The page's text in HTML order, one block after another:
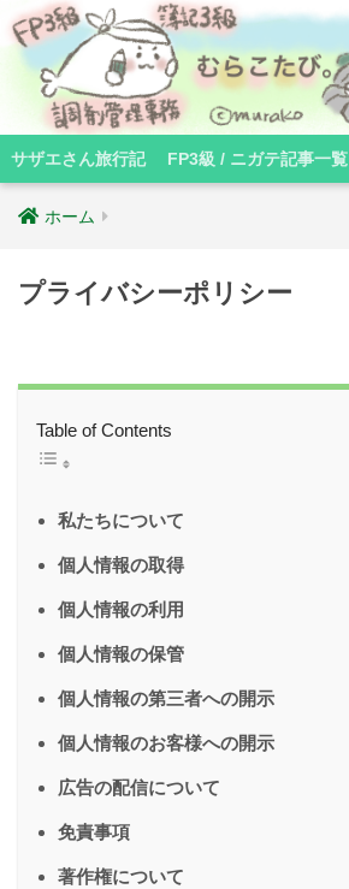
サザエさん旅行記 FP3級 / ニガテ記事一覧
ホーム
プライバシーポリシー
Table of Contents
私たちについて
個人情報の取得
個人情報の利用
個人情報の保管
個人情報の第三者への開示
個人情報のお客様への開示
広告の配信について
免責事項
著作権について